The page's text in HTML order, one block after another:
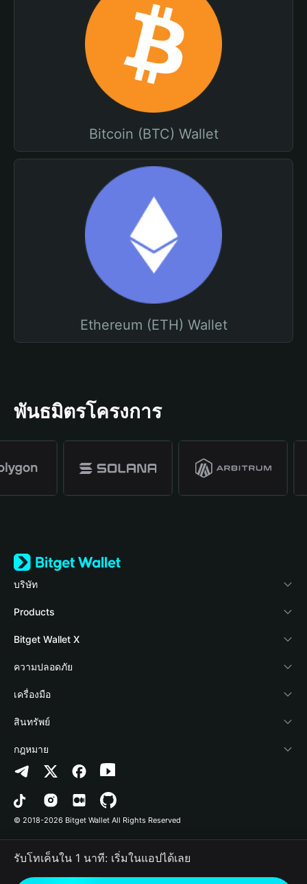
Bitcoin (BTC) Wallet
Ethereum (ETH) Wallet
พันธมิตรโครงการ
บริษัท
เกี่ยวกับ Bitget Wallet
Blog
Academy
ข่าวสารด้านคริปโต
ศูนย์ช่วยเหลือ
ติดต่อเรา
ทรัพยากรข้อมูลของแบรนด์
อาชีพ
Products
Crypto Card
Stablecoin Earn
Payfi Crypto
Crypto Swap API
Altcoin Season Index
Prediction Markets
DApp
RWA
Bitget Wallet X
นักพัฒนา
เชื่อมต่อ Wallet
Bitget Wallet Pay
ลิสต์โปรเจกต์
ความปลอดภัย
Protection Fund
เทคโนโลยีความปลอดภัย
เครื่องมือ
ซื้อคริปโต
การตรวจจับการอนุญาต
การตรวจจับสัญญา
การโอนเป็นชุด
สินทรัพย์
Arbitrum
Avalanche
Bitcoin
Polygon
กฎหมาย
นโยบายความเป็นส่วนตัว
ข้อตกลงในการใช้บริการ
© 2018-2026 Bitget Wallet All Rights Reserved
รับโทเค็นใน 1 นาที: เริ่มในแอปได้เลย